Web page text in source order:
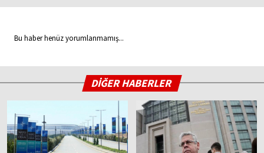
Bu haber henüz yorumlanmamış...
DİĞER HABERLER